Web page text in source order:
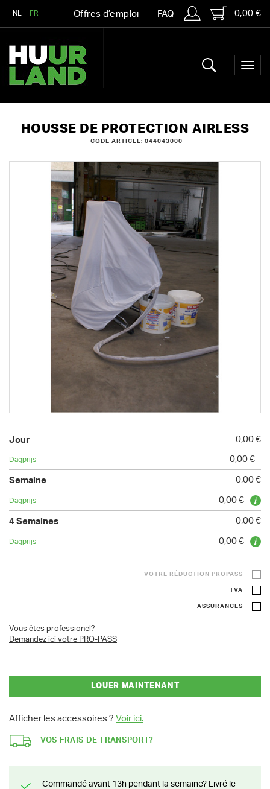
NL FR Offres d’emploi FAQ 0,00 €
HOUSSE DE PROTECTION AIRLESS
CODE ARTICLE: 044043000
0,00 €
0,00 €
0,00 €
0,00 €
0,00 €
0,00 €
VOTRE RÉDUCTION PROPASS
TVA
ASSURANCES
Vous êtes professionel?
Demandez ici votre PRO-PASS
LOUER MAINTENANT
Afficher les accessoires ? Voir ici.
VOS FRAIS DE TRANSPORT?
Commandé avant 13h pendant la semaine? Livré le